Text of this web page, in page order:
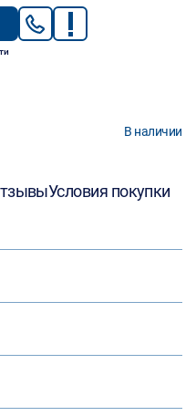
В наличии
Условия покупки